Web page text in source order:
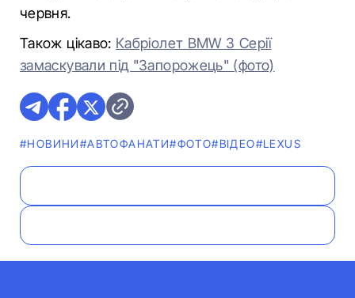
червня.
Також цікаво: Кабріолет BMW 3 Серії
замаскували під "Запорожець" (фото)
#НОВИНИ#АВТОФАНАТИ#ФОТО#ВІДЕО#LEXUS